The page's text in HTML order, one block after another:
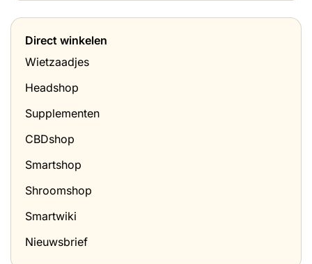
doe
Nederland
Direct winkelen
Wietzaadjes
Headshop
Supplementen
CBDshop
Smartshop
Shroomshop
Smartwiki
Nieuwsbrief